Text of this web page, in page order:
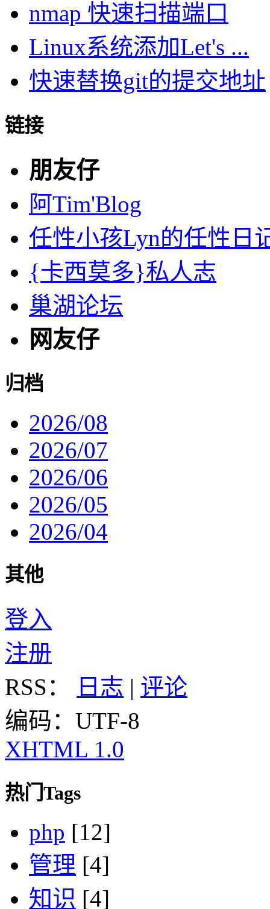
nmap 快速扫描端口
Linux系统添加Let's ...
快速替换git的提交地址
链接
朋友仔
阿Tim'Blog
任性小孩Lyn的任性日
{卡西莫多}私人志
巢湖论坛
网友仔
归档
2026/08
2026/07
2026/06
2026/05
2026/04
其他
登入
注册
RSS：
日志 | 评论
编码：UTF-8
XHTML 1.0
热门Tags
php [12]
管理 [4]
知识 [4]